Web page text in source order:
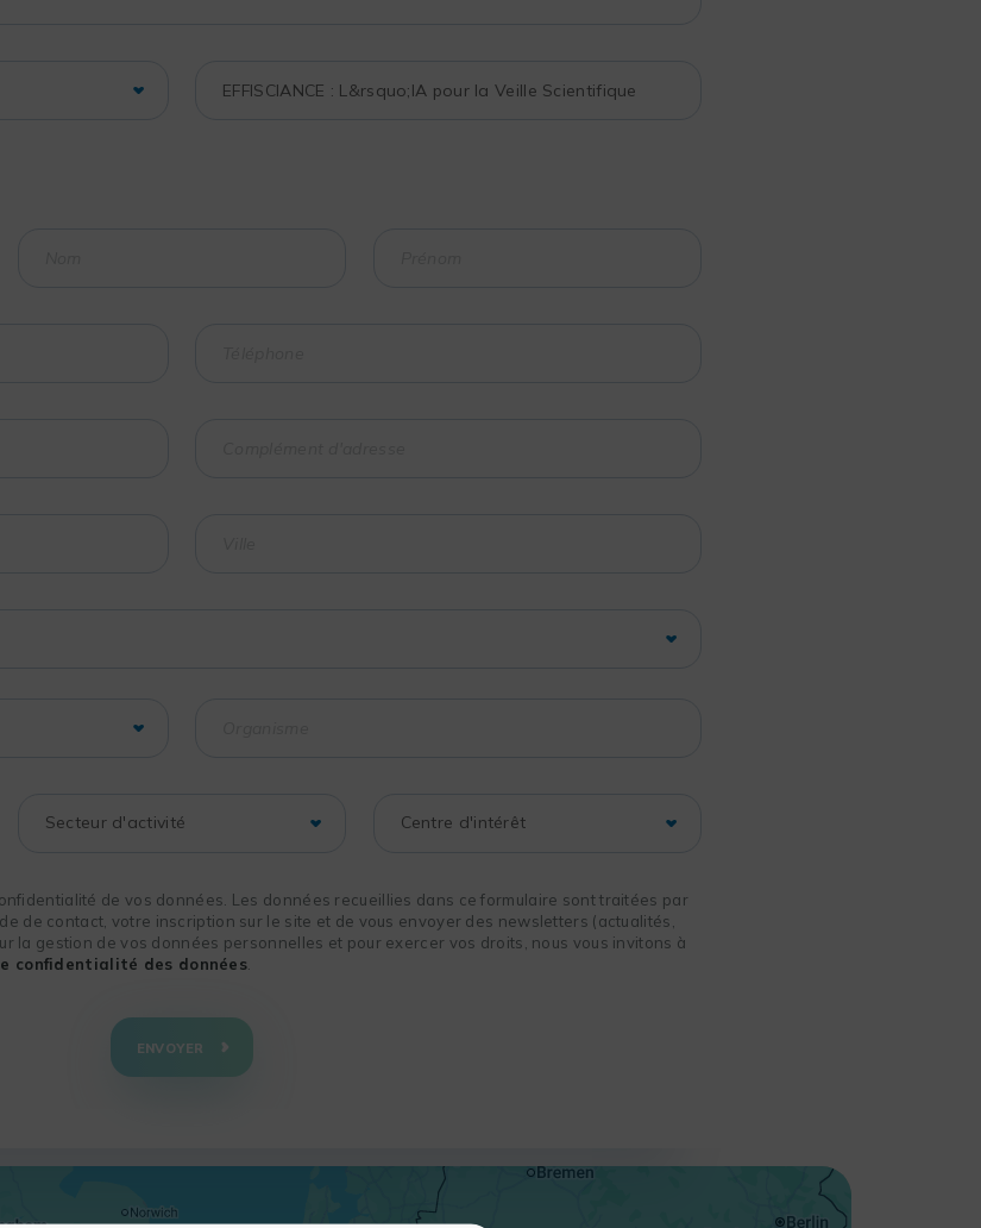
de vos données. Les données recueillies dans ce formulaire sont traitées par
de contact, votre inscription sur le site et de vous envoyer des newsletters (actualités,
la gestion de vos données personnelles et pour exercer vos droits, nous vous invitons à
confidentialité des données
ENVOYER